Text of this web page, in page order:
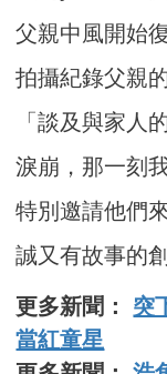
父親中風開始
拍攝紀錄父親
「談及與家人
淚崩，那一刻
特別邀請他們
誠又有故事的
更多新聞： 突
當紅童星